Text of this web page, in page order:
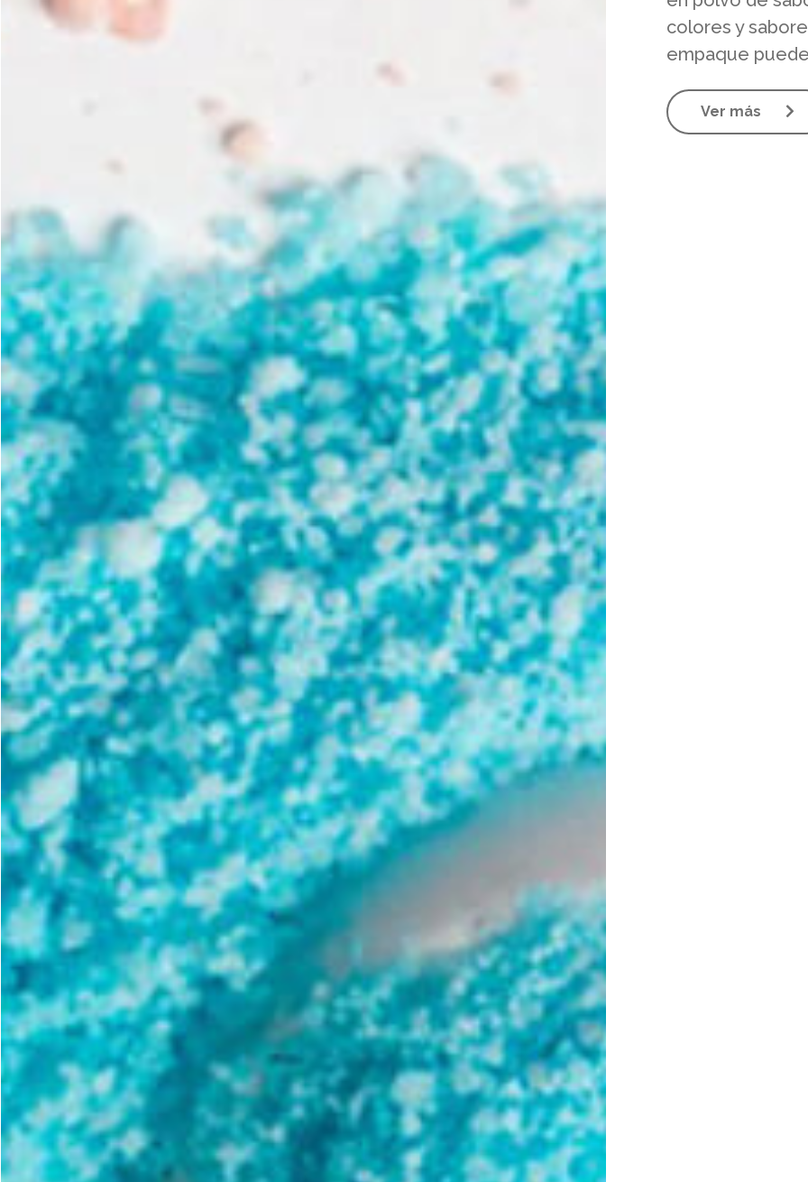
colores y
empaque
Ver más